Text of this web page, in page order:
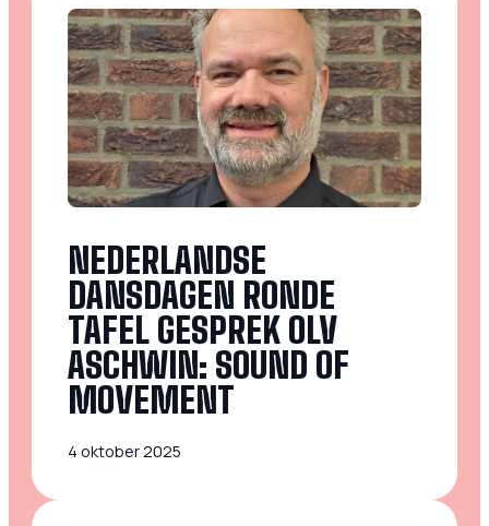
NEDERLANDSE
DANSDAGEN RONDE
TAFEL GESPREK OLV
ASCHWIN: SOUND OF
MOVEMENT
4 oktober 2025